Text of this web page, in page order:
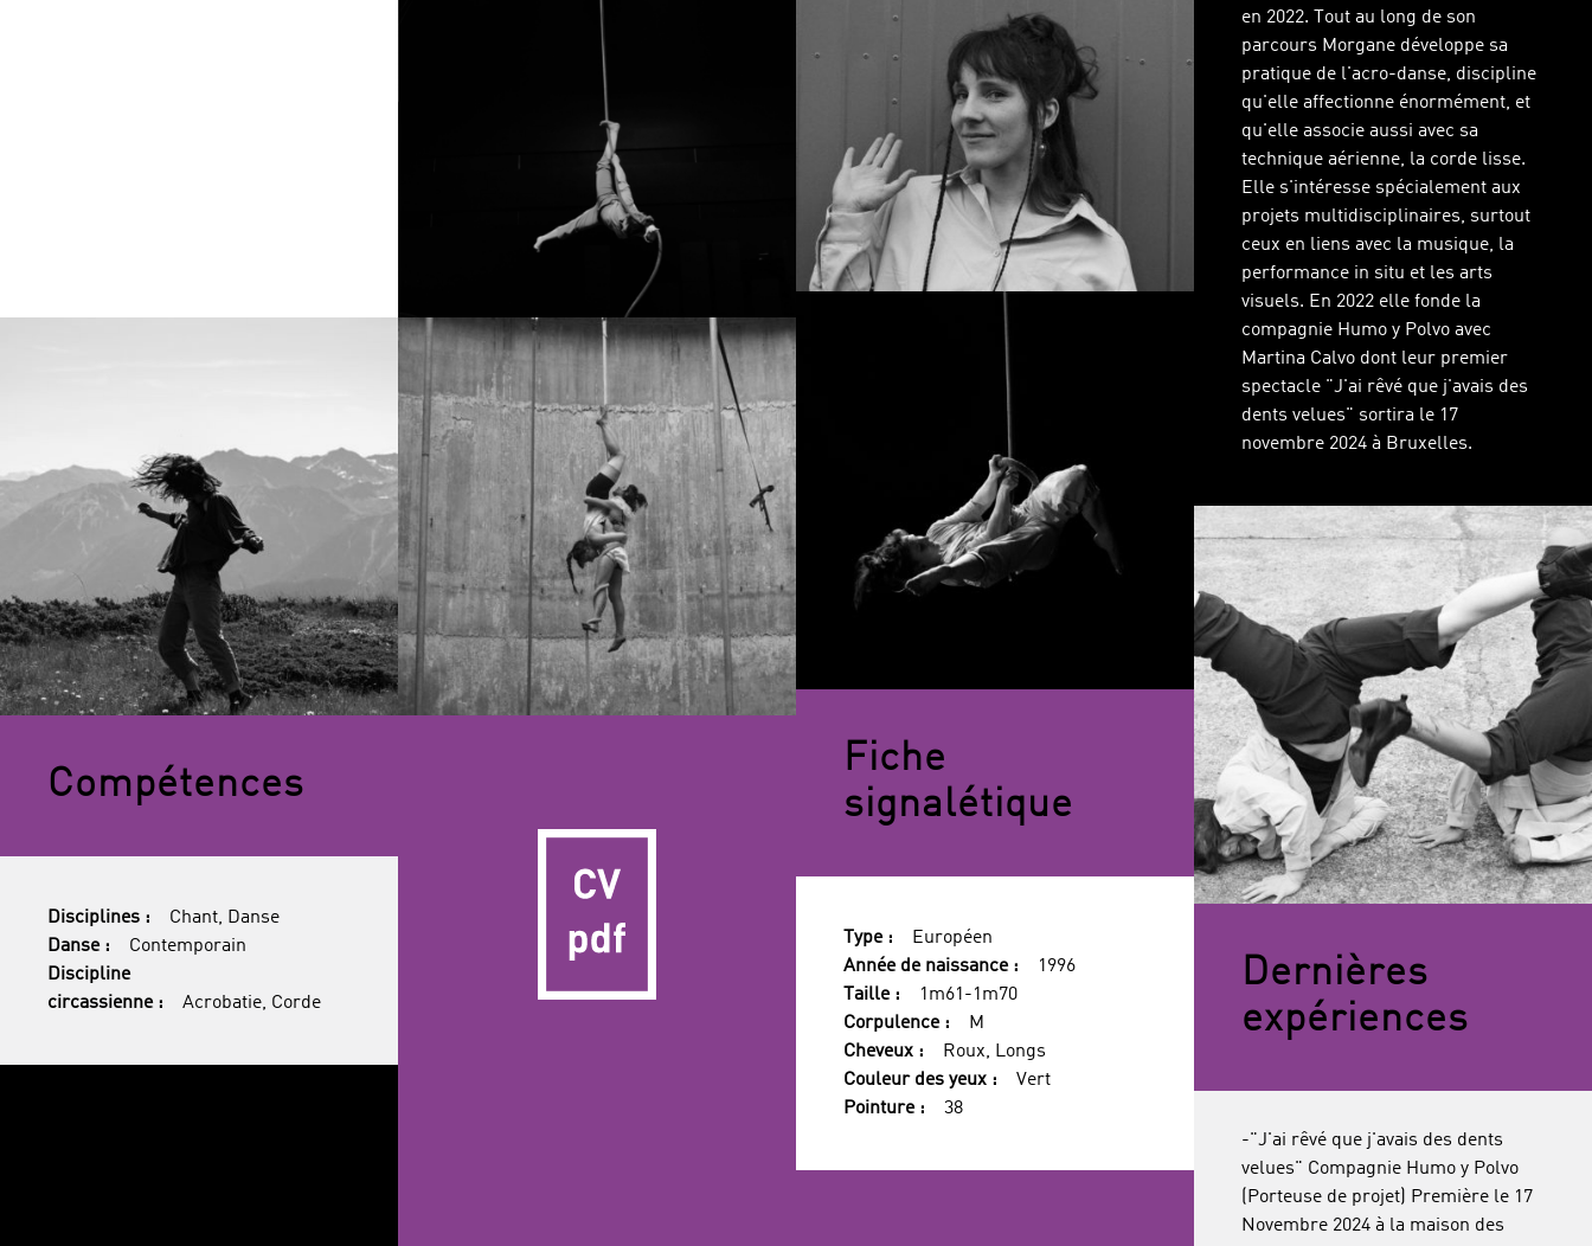
en 2022. Tout au long de son
parcours Morgane développe sa
pratique de l'acro-danse, discipline
qu'elle affectionne énormément, et
qu'elle associe aussi avec sa
technique aérienne, la corde lisse.
Elle s'intéresse spécialement aux
projets multidisciplinaires, surtout
ceux en liens avec la musique, la
performance in situ et les arts
visuels. En 2022 elle fonde la
compagnie Humo y Polvo avec
Martina Calvo dont leur premier
spectacle "J'ai rêvé que j'avais des
dents velues" sortira le 17
novembre 2024 à Bruxelles.
Fiche
signalétique
Type :
Européen
Année de naissance :
1996
Taille :
1m61-1m70
Corpulence :
M
Cheveux :
Roux, Longs
Couleur des yeux :
Vert
Pointure :
38
Compétences
Disciplines :
Chant, Danse
Danse :
Contemporain
Discipline
circassienne :
Acrobatie, Corde
Dernières
expériences
-"J'ai rêvé que j'avais des dents
velues" Compagnie Humo y Polvo
(Porteuse de projet) Première le 17
Novembre 2024 à la maison des